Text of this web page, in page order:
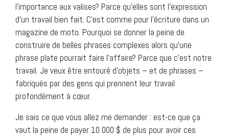
l’importance aux valises? Parce qu’elles sont l’expression
d’un travail bien fait. C’est comme pour l’écriture dans un
magazine de moto. Pourquoi se donner la peine de
construire de belles phrases complexes alors qu’une
phrase plate pourrait faire l’affaire? Parce que c’est notre
travail. Je veux être entouré d’objets – et de phrases –
fabriqués par des gens qui prennent leur travail
profondément à cœur.
Je sais ce que vous allez me demander : est-ce que ça
vaut la peine de payer 10 000 $ de plus pour avoir ces